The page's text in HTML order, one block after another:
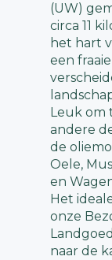
(UW)
circa 11
het hart
een
Leuk om
andere
de
Oele,
en
Het
onze
naar de